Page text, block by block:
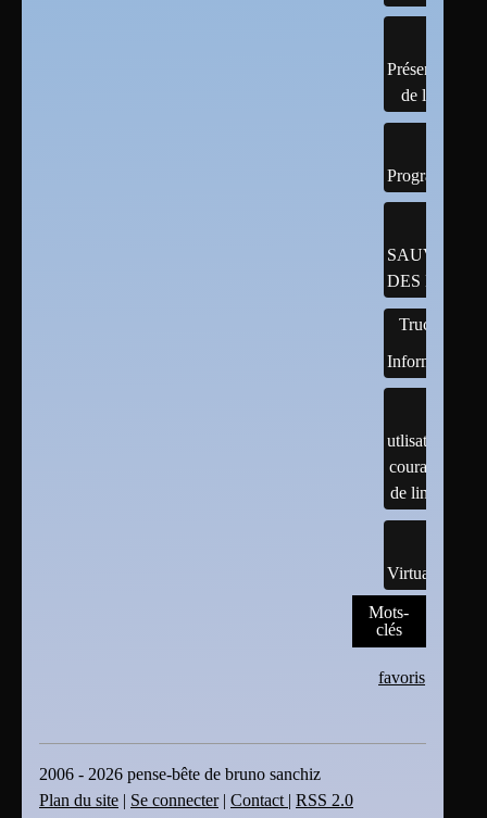
Présentation
de linux
DES
Trucs
Informatiques
utlisation
courante
de linux
Virtualisation
Mots-
clés
favoris
2006 - 2026 pense-bête de bruno sanchiz
Plan du site | Se connecter| Contact | RSS 2.0